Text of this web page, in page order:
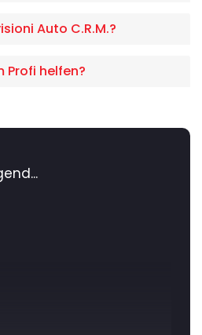
Auto C.R.M.?
Profi helfen?